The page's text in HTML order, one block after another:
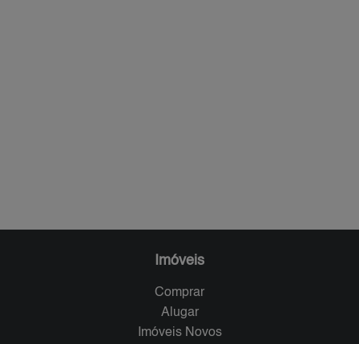
Imóveis
Comprar
Alugar
Imóveis Novos